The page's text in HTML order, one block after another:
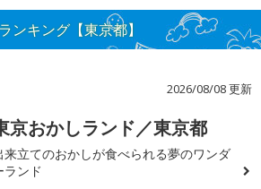
ンキング【東京都】
2026/08/08 更新
京おかしランド／東京都
来立てのおかしが食べられる夢のワンダ
ランド